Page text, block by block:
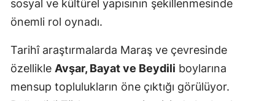
sosyal ve kültürel yapısının şekillenmesinde
önemli rol oynadı.
Tarihî araştırmalarda Maraş ve çevresinde
özellikle Avşar, Bayat ve Beydili boylarına
mensup toplulukların öne çıktığı görülüyor.